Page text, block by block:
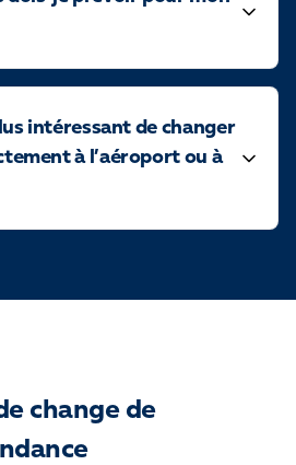
intéressant de changer
à l’aéroport ou à
change de